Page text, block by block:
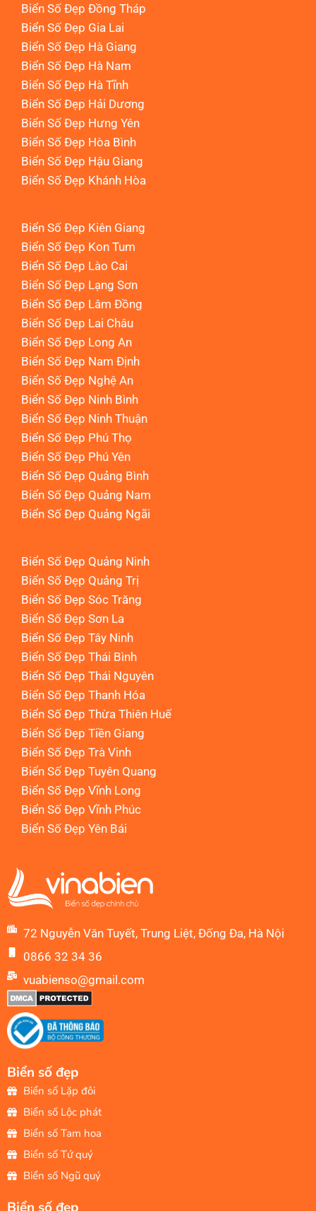
Biển Số Đẹp Đồng Tháp
Biển Số Đẹp Gia Lai
Biển Số Đẹp Hà Giang
Biển Số Đẹp Hà Nam
Biển Số Đẹp Hà Tĩnh
Biển Số Đẹp Hải Dương
Biển Số Đẹp Hưng Yên
Biển Số Đẹp Hòa Bình
Biển Số Đẹp Hậu Giang
Biển Số Đẹp Khánh Hòa
Biển Số Đẹp Kiên Giang
Biển Số Đẹp Kon Tum
Biển Số Đẹp Lào Cai
Biển Số Đẹp Lạng Sơn
Biển Số Đẹp Lâm Đồng
Biển Số Đẹp Lai Châu
Biển Số Đẹp Long An
Biển Số Đẹp Nam Định
Biển Số Đẹp Nghệ An
Biển Số Đẹp Ninh Bình
Biển Số Đẹp Ninh Thuận
Biển Số Đẹp Phú Thọ
Biển Số Đẹp Phú Yên
Biển Số Đẹp Quảng Bình
Biển Số Đẹp Quảng Nam
Biển Số Đẹp Quảng Ngãi
Biển Số Đẹp Quảng Ninh
Biển Số Đẹp Quảng Trị
Biển Số Đẹp Sóc Trăng
Biển Số Đẹp Sơn La
Biển Số Đẹp Tây Ninh
Biển Số Đẹp Thái Bình
Biển Số Đẹp Thái Nguyên
Biển Số Đẹp Thanh Hóa
Biển Số Đẹp Thừa Thiên Huế
Biển Số Đẹp Tiền Giang
Biển Số Đẹp Trà Vinh
Biển Số Đẹp Tuyên Quang
Biển Số Đẹp Vĩnh Long
Biển Số Đẹp Vĩnh Phúc
Biển Số Đẹp Yên Bái
72 Nguyễn Văn Tuyết, Trung Liệt, Đống Đa, Hà Nội
0866 32 34 36
vuabienso@gmail.com
Biển số đẹp
Biển số Lặp đôi
Biển số Lộc phát
Biển số Tam hoa
Biển số Tứ quý
Biển số Ngũ quý
Biển số đẹp